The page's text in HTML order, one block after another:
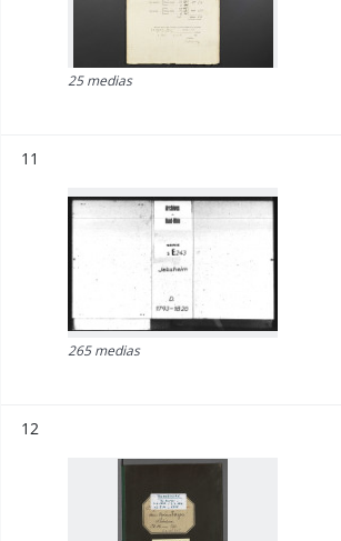
25 medias
11
265 medias
12